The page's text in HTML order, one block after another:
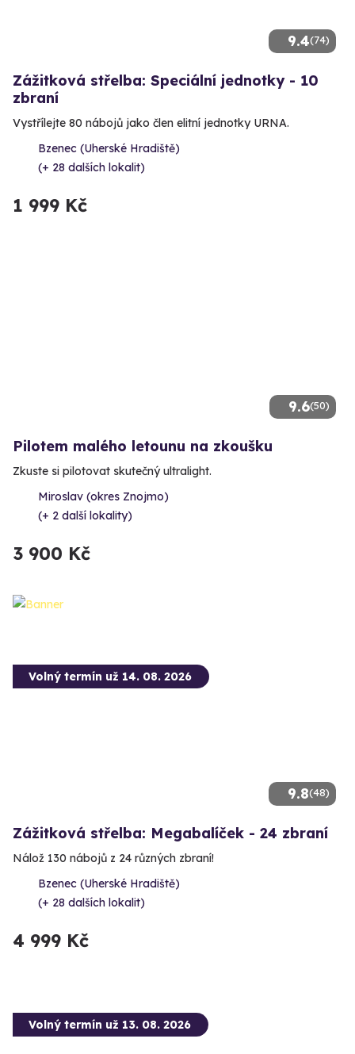
9.4(74)
Zážitková střelba: Speciální jednotky - 10
zbraní
Vystřílejte 80 nábojů jako člen elitní jednotky URNA.
Bzenec (Uherské Hradiště)
(+ 28 dalších lokalit)
1 999 Kč
9.6(50)
Pilotem malého letounu na zkoušku
Zkuste si pilotovat skutečný ultralight.
Miroslav (okres Znojmo)
(+ 2 další lokality)
3 900 Kč
9.8(48)
Volný termín už 14. 08. 2026
Zážitková střelba: Megabalíček - 24 zbraní
Nálož 130 nábojů z 24 různých zbraní!
Bzenec (Uherské Hradiště)
(+ 28 dalších lokalit)
4 999 Kč
Volný termín už 13. 08. 2026